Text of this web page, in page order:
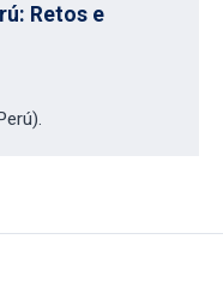
Retos e